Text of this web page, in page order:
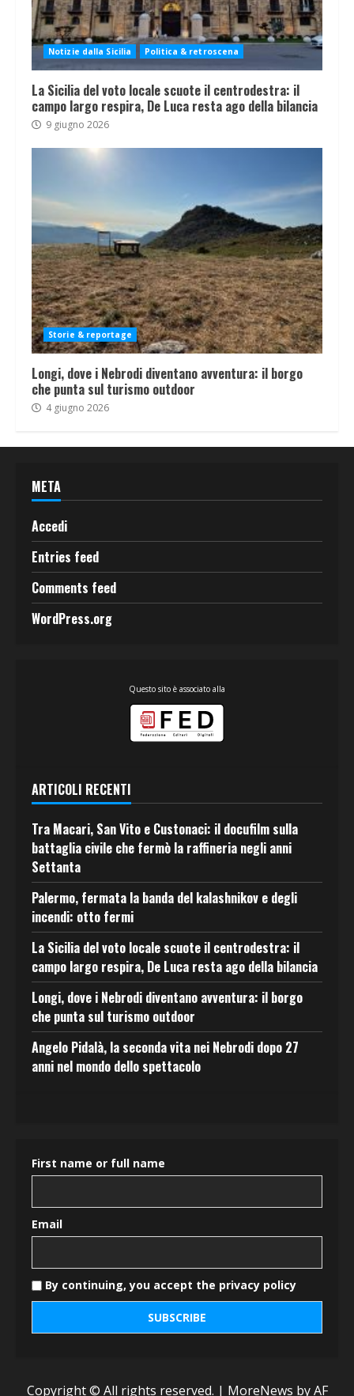
Notizie dalla Sicilia Politica & retroscena
La Sicilia del voto locale scuote il centrodestra: il
campo largo respira, De Luca resta ago della bilancia
9 giugno 2026
Storie & reportage
Longi, dove i Nebrodi diventano avventura: il borgo
che punta sul turismo outdoor
4 giugno 2026
META
Accedi
Entries feed
Comments feed
WordPress.org
Questo sito è associato alla
ARTICOLI RECENTI
Tra Macari, San Vito e Custonaci: il docufilm sulla
battaglia civile che fermò la raffineria negli anni
Settanta
Palermo, fermata la banda del kalashnikov e degli
incendi: otto fermi
La Sicilia del voto locale scuote il centrodestra: il
campo largo respira, De Luca resta ago della bilancia
Longi, dove i Nebrodi diventano avventura: il borgo
che punta sul turismo outdoor
Angelo Pidalà, la seconda vita nei Nebrodi dopo 27
anni nel mondo dello spettacolo
First name or full name
Email
By continuing, you accept the privacy policy
Copyright © All rights reserved. | MoreNews by AF